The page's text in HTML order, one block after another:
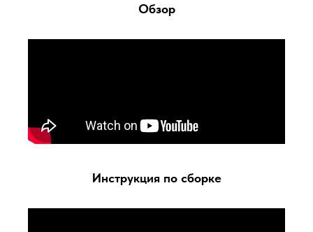
Обзор
Инструкция по сборке